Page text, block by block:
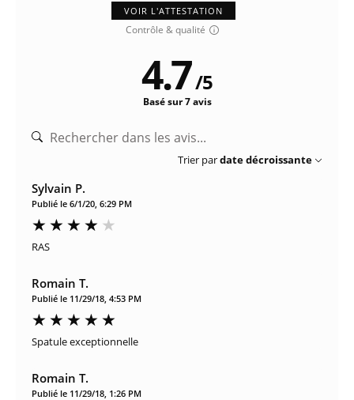
VOIR L'ATTESTATION
Contrôle & qualité
4.7/5
Basé sur 7 avis
Trier pardate décroissante
Sylvain P.
Publié le 6/1/20, 6:29 PM
RAS
Romain T.
Publié le 11/29/18, 4:53 PM
Spatule exceptionnelle
Romain T.
Publié le 11/29/18, 1:26 PM